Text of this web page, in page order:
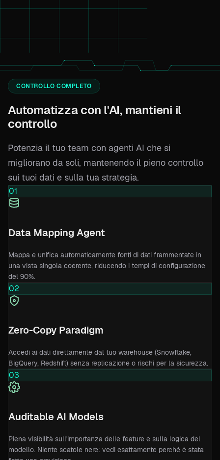
CONTROLLO COMPLETO
Automatizza con l'AI, mantieni il
controllo
Potenzia il tuo team con agenti AI che si
migliorano da soli, mantenendo il pieno controllo
sui tuoi dati e sulla tua strategia.
01
Data Mapping Agent
Mappa e unifica automaticamente fonti di dati frammentate in
una vista singola coerente, riducendo i tempi di configurazione
del 90%.
02
Zero-Copy Paradigm
Accedi ai dati direttamente dal tuo warehouse (Snowflake,
BigQuery, Redshift) senza replicazione o rischi per la sicurezza.
03
Auditable AI Models
Piena visibilità sull'importanza delle feature e sulla logica del
modello. Niente scatole nere: vedi esattamente perché è stata